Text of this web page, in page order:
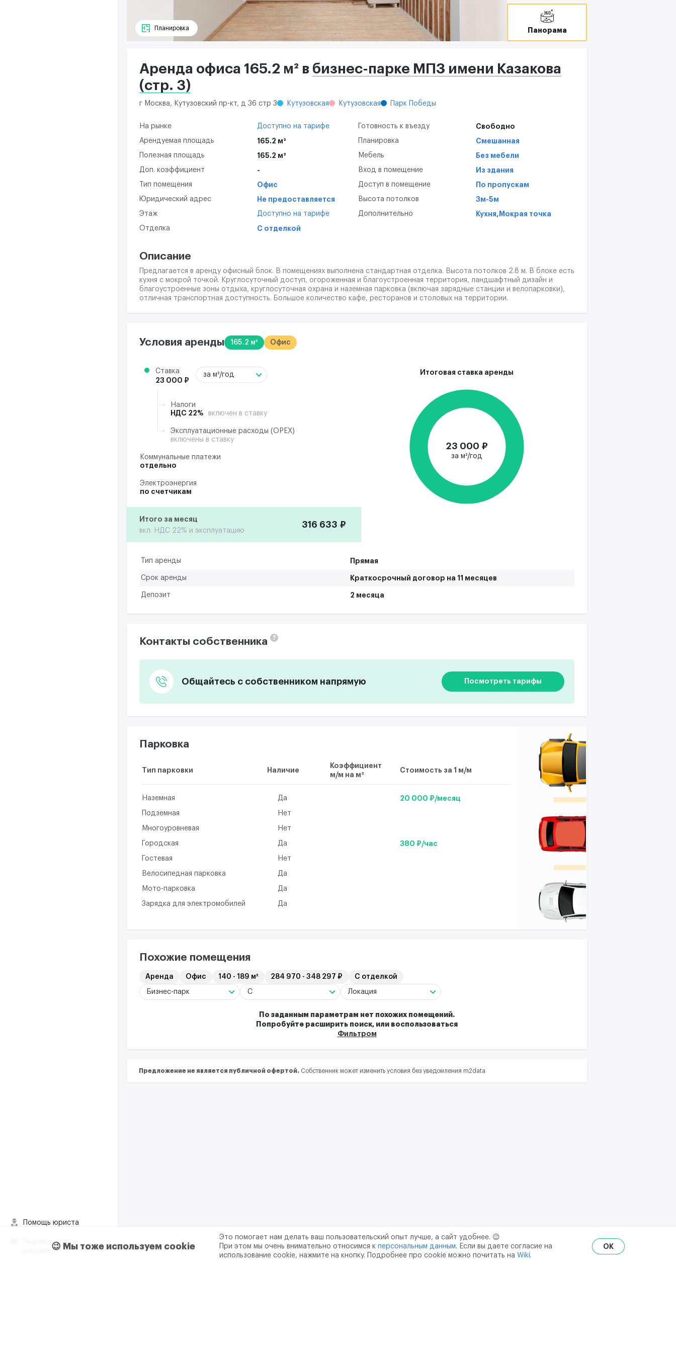
Помощь юриста
Подписаться на
рассылку
Панорама
Планировка
Аренда офиса 165.2 м² в бизнес-парке МПЗ имени Казакова
(стр. 3)
г Москва, Кутузовский пр-кт, д 36 стр 3 Кутузовская Кутузовская Парк Победы
На рынке Доступно на тарифе
Арендуемая площадь 165.2 м²
Полезная площадь 165.2 м²
Доп. коэффициент -
Тип помещения Офис
Юридический адрес Не предоставляется
Этаж Доступно на тарифе
Отделка С отделкой
Готовность к въезду Свободно
Планировка Смешанная
Мебель Без мебели
Вход в помещение Из здания
Доступ в помещение По пропускам
Высота потолков 3м-5м
Дополнительно Кухня , Мокрая точка
Описание
Предлагается в аренду офисный блок. В помещениях выполнена стандартная отделка. Высота потолков 2.8 м. В блоке есть
кухня с мокрой точкой. Круглосуточный доступ, огороженная и благоустроенная территория, ландшафтный дизайн и
благоустроенные зоны отдыха, круглосуточная охрана и наземная парковка (включая зарядные станции и велопарковки),
отличная транспортная доступность. Большое количество кафе, ресторанов и столовых на территории.
Условия аренды 165.2 м² Офис
Ставка
23 000 ₽
за м²/год
Налоги
НДС 22%
включен в ставку
Эксплуатационные расходы (ОРЕХ)
включены в ставку
Коммунальные платежи
отдельно
Электроэнергия
по счетчикам
Итого за месяц
вкл. НДС 22% и эксплуатацию
316 633 ₽
Итоговая ставка аренды
23 000 ₽
за м²/год
Тип аренды Прямая
Срок аренды Краткосрочный договор на 11 месяцев
Депозит 2 месяца
Контакты собственника ?
Общайтесь с собственником напрямую Посмотреть тарифы
Парковка
Тип парковки Наличие
Коэффициент
м/м на м²
Стоимость за 1 м/м
Наземная Да 20 000 ₽/месяц
Подземная Нет
Многоуровневая Нет
Городская Да 380 ₽/час
Гостевая Нет
Велосипедная парковка Да
Мото-парковка Да
Зарядка для электромобилей Да
Похожие помещения
Аренда Офис 140 - 189 м² 284 970 - 348 297 ₽ С отделкой
Бизнес-парк C Локация
По заданным параметрам нет похожих помещений.
Попробуйте расширить поиск, или воспользоваться
Фильтром
Предложение не является публичной офертой. Собственник может изменить условия без уведомления m2data
😉 Мы тоже используем cookie
Это помогает нам делать ваш пользовательский опыт лучше, а сайт удобнее. 😉
При этом мы очень внимательно относимся к персональным данным. Если вы даете согласие на
использование cookie, нажмите на кнопку. Подробнее про cookie можно почитать на Wiki.
OK